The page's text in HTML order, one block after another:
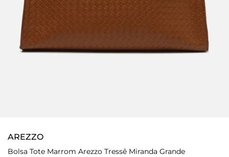
AREZZO
Bolsa Tote Marrom Arezzo Tressê Miranda Grande